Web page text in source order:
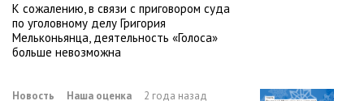
К сожалению, в связи с приговором суда
по уголовному делу Григория
Мельконьянца, деятельность «Голоса»
больше невозможна
Новость Наша оценка 2 года назад